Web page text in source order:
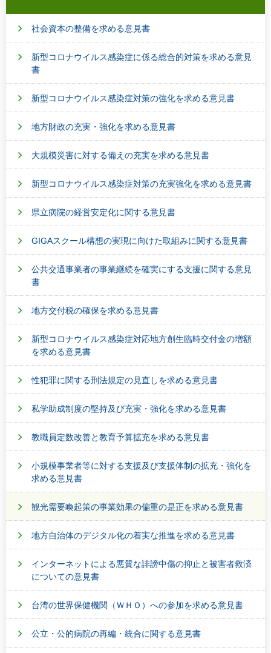
社会資本の整備を求める意見書
新型コロナウイルス感染症に係る総合的対策を求める意見
書
新型コロナウイルス感染症対策の強化を求める意見書
地方財政の充実・強化を求める意見書
大規模災害に対する備えの充実を求める意見書
新型コロナウイルス感染症対策の充実強化を求める意見書
県立病院の経営安定化に関する意見書
GIGAスクール構想の実現に向けた取組みに関する意見書
公共交通事業者の事業継続を確実にする支援に関する意見
書
地方交付税の確保を求める意見書
新型コロナウイルス感染症対応地方創生臨時交付金の増額
を求める意見書
性犯罪に関する刑法規定の見直しを求める意見書
私学助成制度の堅持及び充実・強化を求める意見書
教職員定数改善と教育予算拡充を求める意見書
小規模事業者等に対する支援及び支援体制の拡充・強化を
求める意見書
観光需要喚起策の事業効果の偏重の是正を求める意見書
地方自治体のデジタル化の着実な推進を求める意見書
インターネットによる悪質な誹謗中傷の抑止と被害者救済
についての意見書
台湾の世界保健機関（ＷＨＯ）への参加を求める意見書
公立・公的病院の再編・統合に関する意見書